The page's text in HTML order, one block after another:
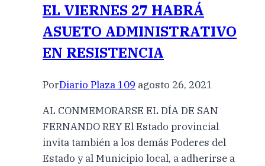
EL VIERNES 27 HABRÁ
ASUETO ADMINISTRATIVO
EN RESISTENCIA
PorDiario Plaza 109 agosto 26, 2021
AL CONMEMORARSE EL DÍA DE SAN
FERNANDO REY El Estado provincial
invita también a los demás Poderes del
Estado y al Municipio local, a adherirse a